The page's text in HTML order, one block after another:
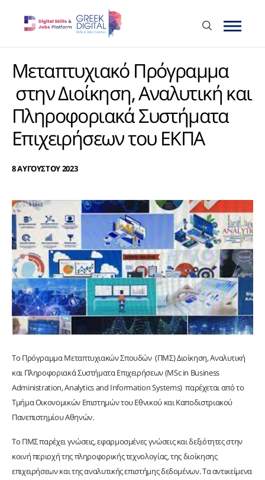
Μεταπτυχιακό Πρόγραμμα
στην Διοίκηση, Αναλυτική και
Πληροφοριακά Συστήματα
Επιχειρήσεων του ΕΚΠΑ
8 ΑΥΓΟΥΣΤΟΥ 2023
Το Πρόγραμμα Μεταπτυχιακών Σπουδών (ΠΜΣ) Διοίκηση, Αναλυτική
και Πληροφοριακά Συστήματα Επιχειρήσεων (MSc in Business
Administration, Analytics and Information Systems) παρέχεται από το
Τμήμα Οικονομικών Επιστημών του Εθνικού και Καποδιστριακού
Πανεπιστημίου Αθηνών.
Το ΠΜΣ παρέχει γνώσεις, εφαρμοσμένες γνώσεις και δεξιότητες στην
κοινή περιοχή της πληροφορικής τεχνολογίας, της διοίκησης
επιχειρήσεων και της αναλυτικής επιστήμης δεδομένων. Τα αντικείμενα